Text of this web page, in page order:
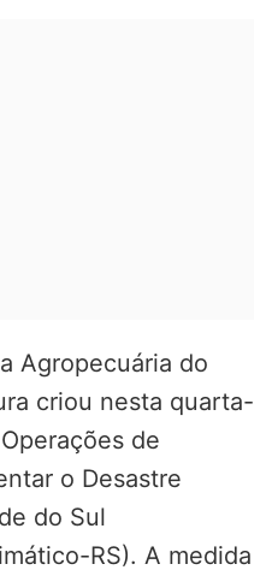
Agropecuária do
criou nesta quarta-
de
o Desastre
do Sul
RS). A medida